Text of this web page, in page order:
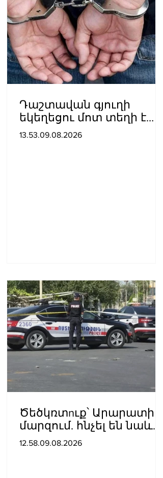
Դաշտավան գյուղի
եկեղեցու մոտ տեղի է
ունեցել ծեծկռտուք՝
13.53.09.08.2026
Ծեծկռտnւք՝ Արարատի
մարզում. հնչել են նաև
կրակnցներ, կան 10-ից
12.58.09.08.2026